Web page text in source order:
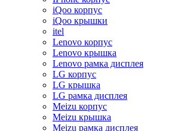
iQoo корпус
iQoo крышки
itel
Lenovo корпус
Lenovo крышка
Lenovo рамка дисплея
LG корпус
LG крышка
LG рамка дисплея
Meizu корпус
Meizu крышка
Meizu рамка дисплея